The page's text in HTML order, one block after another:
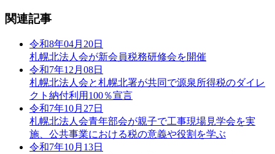
関連記事
令和8年04月20日
札幌北法人会が新会員税務研修会を開催
令和7年12月08日
札幌北法人会と札幌北署が共同で源泉所得税のダイレ
クト納付利用100％宣言
令和7年10月27日
札幌北法人会青年部会が親子で工事現場見学会を実
施、公共事業における税の意義や役割を学ぶ
令和7年10月13日